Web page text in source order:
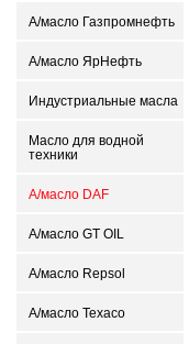
А/масло Газпромнефть
А/масло ЯрНефть
Индустриальные масла
Масло для водной
техники
А/масло DAF
А/масло GT OIL
А/масло Repsol
А/масло Texaco